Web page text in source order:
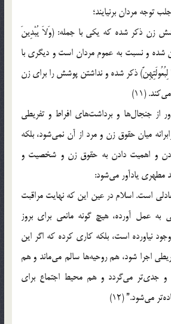
توجه مردان برنیایند؛
زن ذکر شده که یکی با جمله: (وَلاَ یُبْدِینَ
شده و نسبت به عموم مردان است و دیگری با
لِبُعُولَتِهِنَّ) ذکر شده و نداشتن پوشش را برای زن
(11)
از جنجال‌ها و برداشت‌ها‌ی‌ افراط و تفریطی
میان حقوق زن و مرد از آن نمی‌شود، بلکه
و اهمیت دادن به حقوق زن و شخصیت و
مطهری یادآور می‌شود:
است. اسلام در عین این که نهایت مراقبت
به عمل آورده، هیچ گونه مانعی برای بروز
نیاورده است، بلکه کاری کرده که اگر این
اجرا شود، هم روحیه‌ها سالم می‌ماند و هم
و جدی‌تر می‌گردد و هم محیط اجتماع برای
می‌شود.” (12)